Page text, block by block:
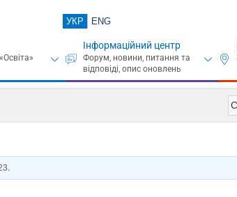
УКР ENG
Інформаційний центр